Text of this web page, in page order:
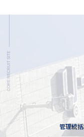
管理統